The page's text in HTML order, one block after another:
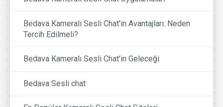
Bedava Kameralı Sesli Chat'in Avantajları: Neden
Tercih Edilmeli?
Bedava Kameralı Sesli Chat'in Geleceği
Bedava Sesli chat